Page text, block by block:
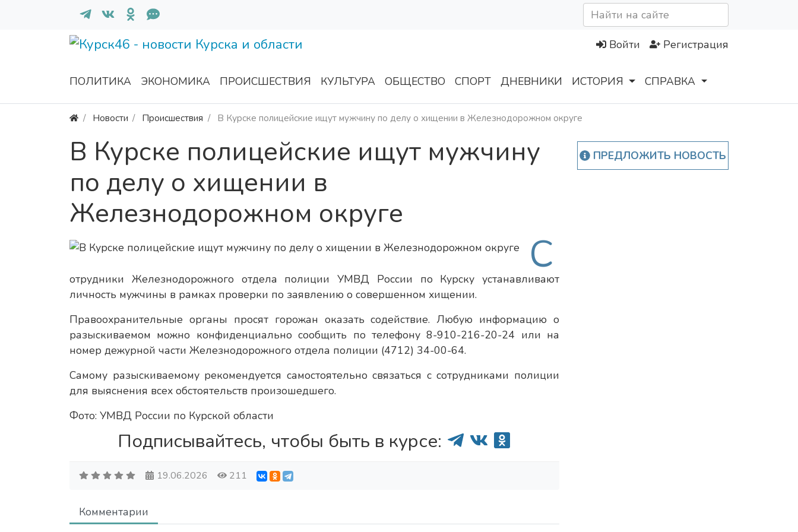
Войти Регистрация
ПОЛИТИКА ЭКОНОМИКА ПРОИСШЕСТВИЯ КУЛЬТУРА ОБЩЕСТВО СПОРТ ДНЕВНИКИ ИСТОРИЯ СПРАВКА
Новости Происшествия В Курске полицейские ищут мужчину по делу о хищении в Железнодорожном округе
В Курске полицейские ищут мужчину
по делу о хищении в
Железнодорожном округе
С
отрудники Железнодорожного отдела полиции УМВД России по Курску устанавливают
личность мужчины в рамках проверки по заявлению о совершенном хищении.
Правоохранительные органы просят горожан оказать содействие. Любую информацию о
разыскиваемом можно конфиденциально сообщить по телефону 8-910-216-20-24 или на
номер дежурной части Железнодорожного отдела полиции (4712) 34-00-64.
Самому разыскиваемому рекомендуется самостоятельно связаться с сотрудниками полиции
для выяснения всех обстоятельств произошедшего.
Фото: УМВД России по Курской области
Подписывайтесь, чтобы быть в курсе:
19.06.2026 211
Комментарии
ПРЕДЛОЖИТЬ НОВОСТЬ